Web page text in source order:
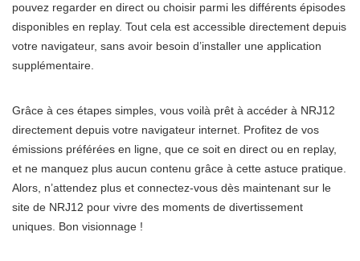
pouvez regarder en direct ou choisir parmi les différents épisodes
disponibles en replay. Tout cela est accessible directement depuis
votre navigateur, sans avoir besoin d’installer une application
supplémentaire.
Grâce à ces étapes simples, vous voilà prêt à accéder à NRJ12
directement depuis votre navigateur internet. Profitez de vos
émissions préférées en ligne, que ce soit en direct ou en replay,
et ne manquez plus aucun contenu grâce à cette astuce pratique.
Alors, n’attendez plus et connectez-vous dès maintenant sur le
site de NRJ12 pour vivre des moments de divertissement
uniques. Bon visionnage !